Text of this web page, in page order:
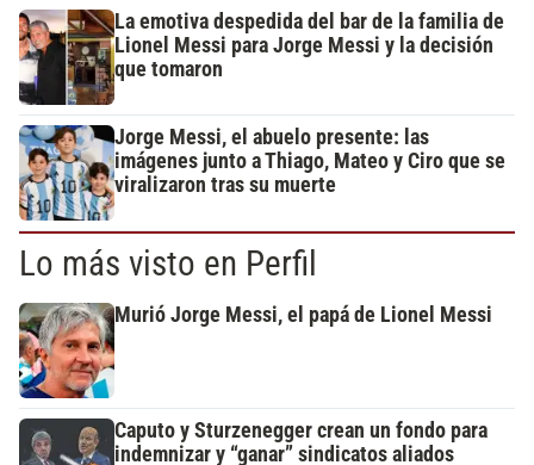
La emotiva despedida del bar de la familia de
Lionel Messi para Jorge Messi y la decisión
que tomaron
Jorge Messi, el abuelo presente: las
imágenes junto a Thiago, Mateo y Ciro que se
viralizaron tras su muerte
Lo más visto en Perfil
Murió Jorge Messi, el papá de Lionel Messi
Caputo y Sturzenegger crean un fondo para
indemnizar y “ganar” sindicatos aliados